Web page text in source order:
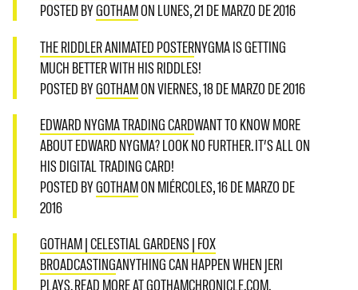
POSTED BYGOTHAMON LUNES, 21 DE MARZO DE 2016
THE RIDDLER ANIMATED POSTERNYGMA IS GETTING
MUCH BETTER WITH HIS RIDDLES!
POSTED BYGOTHAMON VIERNES, 18 DE MARZO DE 2016
EDWARD NYGMA TRADING CARDWANT TO KNOW MORE
ABOUT EDWARD NYGMA? LOOK NO FURTHER. IT’S ALL ON
HIS DIGITAL TRADING CARD!
POSTED BYGOTHAMON MIÉRCOLES, 16 DE MARZO DE
2016
GOTHAM | CELESTIAL GARDENS | FOX
BROADCASTINGANYTHING CAN HAPPEN WHEN JERI
PLAYS. READ MORE AT GOTHAMCHRONICLE.COM.